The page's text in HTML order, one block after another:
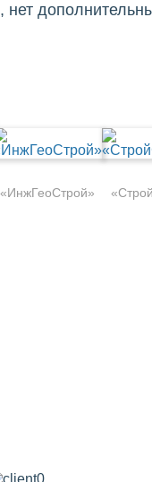
«ИнжГеоСтрой»